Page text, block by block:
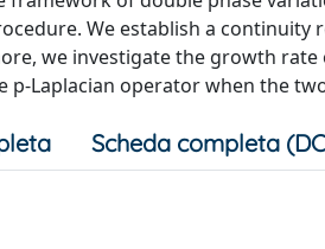
We establish a
we investigate the growth rate
Laplacian operator when the
Scheda completa